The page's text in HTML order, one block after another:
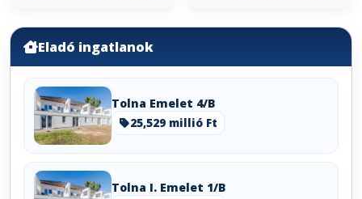
Eladó ingatlanok
Tolna Emelet 4/B
25,529 millió Ft
Tolna I. Emelet 1/B